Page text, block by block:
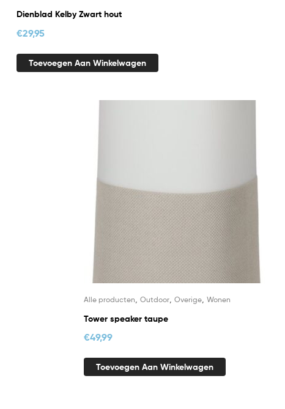
Dienblad Kelby Zwart hout
€29,95
Toevoegen Aan Winkelwagen
Alle producten Outdoor Overige Wonen
Tower speaker taupe
€49,99
Toevoegen Aan Winkelwagen